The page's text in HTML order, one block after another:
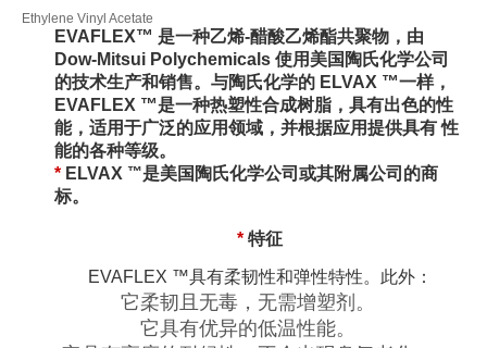
Ethylene Vinyl Acetate
EVAFLEX™ 是一种乙烯-醋酸乙烯酯共聚物，由
Dow-Mitsui Polychemicals 使用美国陶氏化学公司
的技术生产和销售。 与陶氏化学的 ELVAX ™一样，
EVAFLEX ™是一种热塑性合成树脂，具有出色的性
能，适用于广泛的应用领域，并根据应用提供具有 性
能的各种等级。
* ELVAX ™是美国陶氏化学公司或其附属公司的商
标。
* 特征
EVAFLEX ™具有柔韧性和弹性特性。此外：
它柔韧且无毒，无需增塑剂。
它具有优异的低温性能。